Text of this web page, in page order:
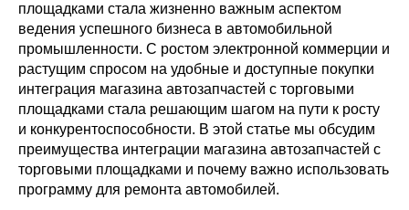
площадками стала жизненно важным аспектом
ведения успешного бизнеса в автомобильной
промышленности. С ростом электронной коммерции и
растущим спросом на удобные и доступные покупки
интеграция магазина автозапчастей с торговыми
площадками стала решающим шагом на пути к росту
и конкурентоспособности. В этой статье мы обсудим
преимущества интеграции магазина автозапчастей с
торговыми площадками и почему важно использовать
программу для ремонта автомобилей.